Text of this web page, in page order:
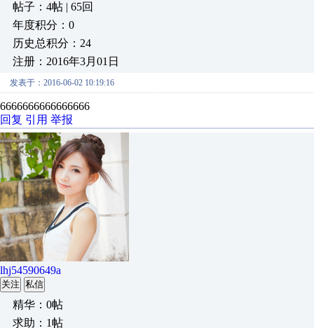
帖子：4帖 | 65回
年度积分：0
历史总积分：24
注册：2016年3月01日
发表于：2016-06-02 10:19:16
6666666666666666
回复 引用 举报
lhj54590649a
关注 私信
精华：0帖
求助：1帖